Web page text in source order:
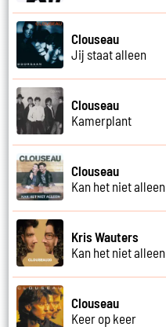
Clouseau
Jij staat alleen
Clouseau
Kamerplant
Clouseau
Kan het niet alleen
Kris Wauters
Kan het niet alleen
Clouseau
Keer op keer